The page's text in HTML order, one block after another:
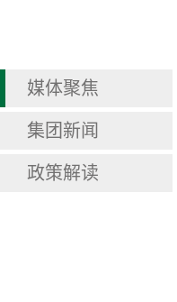
媒体聚焦
集团新闻
政策解读